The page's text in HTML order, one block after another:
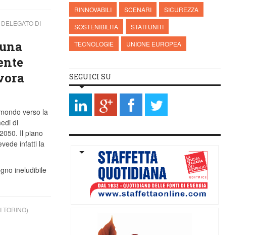
DI
verso la
di
Il piano
infatti la
ineludibile
TORINO)
RINNOVABILI
SCENARI
SICUREZZA
SOSTENIBILITÀ
STATI UNITI
TECNOLOGIE
UNIONE EUROPEA
SEGUICI SU